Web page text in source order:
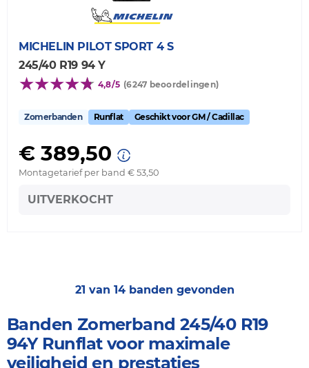
MICHELIN PILOT SPORT 4 S
245/40 R19 94 Y
4,8/5 (6247 beoordelingen)
Zomerbanden Runflat Geschikt voor GM / Cadillac
€ 389,50
Montagetarief per band € 53,50
UITVERKOCHT
21 van 14 banden gevonden
Banden Zomerband 245/40 R19
94Y Runflat voor maximale
veiligheid en prestaties